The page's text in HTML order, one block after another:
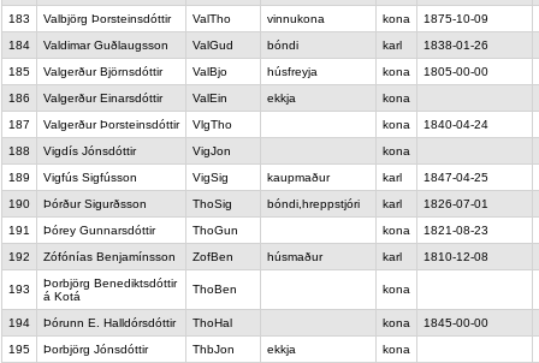
183
Valbjörg Þorsteinsdóttir ValTho vinnukona kona
1875-10-09
184
Valdimar Guðlaugsson ValGud bóndi karl
1838-01-26
185
Valgerður Björnsdóttir ValBjo húsfreyja kona
1805-00-00
186
Valgerður Einarsdóttir ValEin ekkja
kona
187
Valgerður Þorsteinsdóttir VlgTho kona
1840-04-24
188
Vigdís Jónsdóttir VigJon
kona
189
Vigfús Sigfússon VigSig kaupmaður karl
1847-04-25
190
Þórður Sigurðsson ThoSig bóndi,hreppstjóri karl
1826-07-01
191
Þórey Gunnarsdóttir ThoGun kona
1821-08-23
192
Zófónías Benjamínsson ZofBen húsmaður karl 1810-12-08
193
Þorbjörg Benediktsdóttir
á Kotá
ThoBen kona
194 Þórunn E. Halldórsdóttir ThoHal kona
1845-00-00
195
Þorbjörg Jónsdóttir ThbJon ekkja
kona